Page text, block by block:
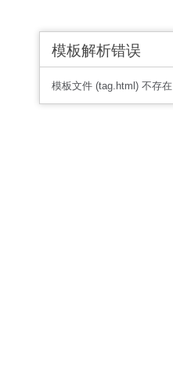
模板解析错误
模板文件 (tag.html) 不存在